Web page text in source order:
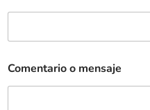
Comentario o mensaje